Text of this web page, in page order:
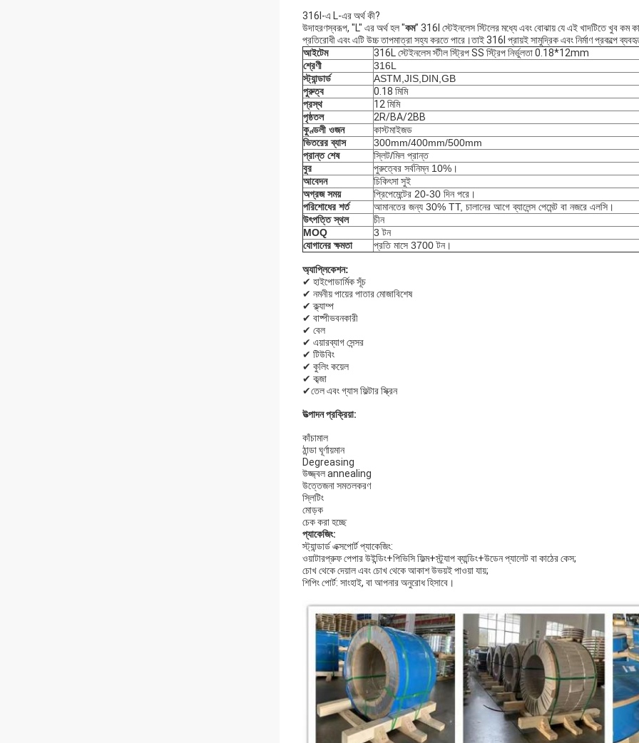
316l-এ L-এর অর্থ কী?
উদাহরণস্বরূপ, "L" এর অর্থ হল "কম” 316l স্টেইনলেস স্টিলের মধ্যে এবং বোঝায় যে এই খাদটিতে খুব কম
প্রতিরোধী এবং এটি উচ্চ তাপমাত্রা সহ্য করতে পারে।তাই 316l প্রায়ই সামুদ্রিক এবং নির্মাণ প্রকল্পে
আইটেম
316L স্টেইনলেস স্টীল স্ট্রিপ SS স্ট্রিপ নির্ভুলতা 0.18*12mm
শ্রেণী
316L
স্ট্যান্ডার্ড
ASTM,JIS,DIN,GB
পুরুত্ব
0.18 মিমি
প্রস্থ
12 মিমি
পৃষ্ঠতল
2R/BA/2BB
কুণ্ডলী ওজন
কাস্টমাইজড
ভিতরের ব্যাস
300mm/400mm/500mm
প্রান্ত শেষ
স্লিট/মিল প্রান্ত
বুর
পুরুত্বের সর্বনিম্ন 10%।
আবেদন
চিকিৎসা সুই
অগ্রজ সময়
প্রিপেমেন্টের 20-30 দিন পরে।
পরিশোধের শর্ত
আমানতের জন্য 30% TT, চালানের আগে ব্যালেন্স পেমেন্ট বা নজরে এলসি।
উৎপত্তি স্থল
চীন
MOQ
3 টন
যোগানের ক্ষমতা
প্রতি মাসে 3700 টন।
অ্যাপ্লিকেশন:
✔ হাইপোডার্মিক সূঁচ
✔ নমনীয় পায়ের পাতার মোজাবিশেষ
✔ ক্ল্যাম্প
✔ বাষ্পীভবনকারী
✔ বেল
✔ এয়ারব্যাগ সেন্সর
✔ টিউবিং
✔ কুলিং কয়েল
✔ কব্জা
✔তেল এবং গ্যাস ফিল্টার স্ক্রিন
উত্পাদন প্রক্রিয়া:
কাঁচামাল
ঠান্ডা ঘূর্ণায়মান
Degreasing
উজ্জ্বল annealing
উত্তেজনা সমতলকরণ
স্লিটিং
মোড়ক
চেক করা হচ্ছে
প্যাকেজিং:
স্ট্যান্ডার্ড এক্সপোর্ট প্যাকেজিং:
ওয়াটারপ্রুফ পেপার উইন্ডিং+পিভিসি ফিল্ম+স্ট্র্যাপ ব্যান্ডিং+উডেন প্যালেট বা কাঠের কেস;
চোখ থেকে দেয়াল এবং চোখ থেকে আকাশ উভয়ই পাওয়া যায়;
শিপিং পোর্ট: সাংহাই, বা আপনার অনুরোধ হিসাবে।